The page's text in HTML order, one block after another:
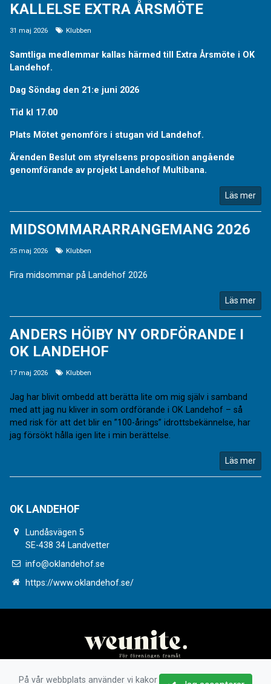
KALLELSE EXTRA ÅRSMÖTE
31 maj 2026 Klubben
Samtliga medlemmar kallas härmed till Extra Årsmöte i OK
Landehof.
Dag Söndag den 21:e juni 2026
Tid kl 17.00
Plats Mötet genomförs i stugan vid Landehof.
Ärenden Beslut om styrelsens proposition angående
genomförande av projekt Landehof Multibana.
Läs mer
MIDSOMMARARRANGEMANG 2026
25 maj 2026 Klubben
Fira midsommar på Landehof 2026
Läs mer
ANDERS HÖIBY NY ORDFÖRANDE I
OK LANDEHOF
17 maj 2026 Klubben
Jag har blivit ombedd att berätta lite om mig själv i samband
med att jag nu kliver in som ordförande i OK Landehof – så
med risk för att det blir en ”100-årings” idrottsbekännelse, har
jag försökt hålla igen lite i min berättelse.
Läs mer
OK LANDEHOF
Lundåsvägen 5
SE-438 34 Landvetter
info@oklandehof.se
https://www.oklandehof.se/
På vår webbplats använder vi kakor